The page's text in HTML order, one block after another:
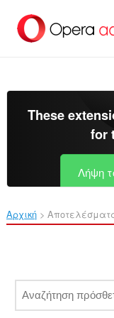
στο
κύριο
These
for
Λήψη
Αρχική